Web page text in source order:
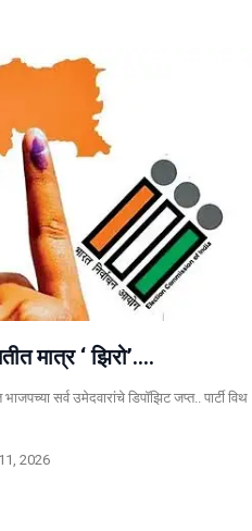
मात्र ‘ झिरो’….
सर्व उमेदवारांचे डिपॉझिट जप्त.. पार्टी विथ
2026